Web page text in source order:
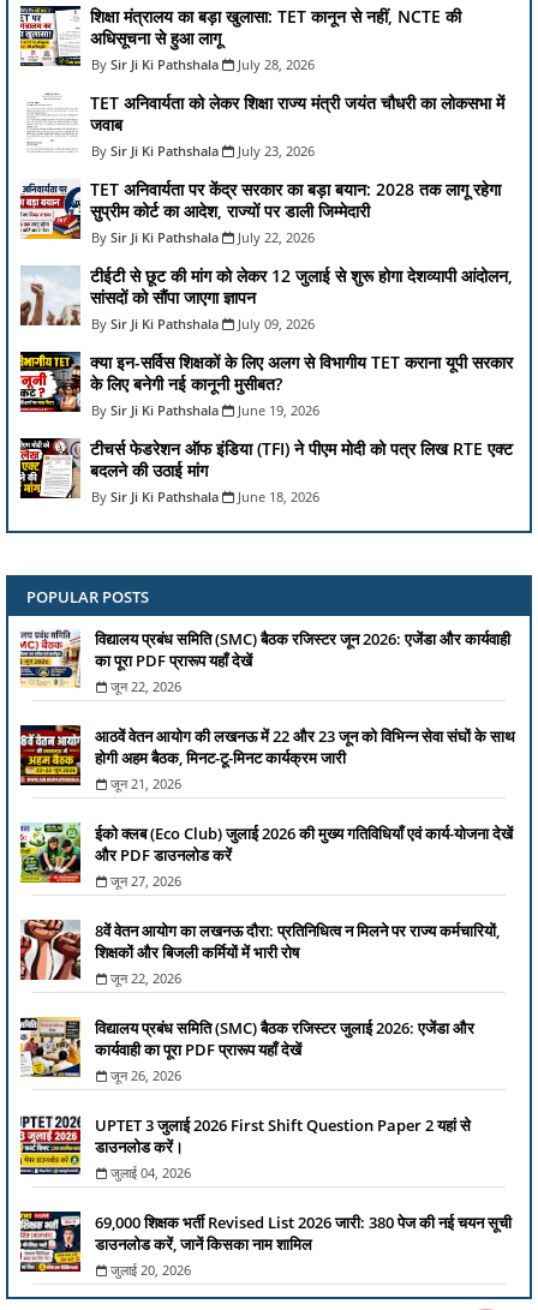
शिक्षा मंत्रालय का बड़ा खुलासा: TET कानून से नहीं, NCTE की
अधिसूचना से हुआ लागू
Sir Ji Ki Pathshala July 28, 2026
TET अनिवार्यता को लेकर शिक्षा राज्य मंत्री जयंत चौधरी का लोकसभा में
जवाब
Sir Ji Ki Pathshala July 23, 2026
TET अनिवार्यता पर केंद्र सरकार का बड़ा बयान: 2028 तक लागू रहेगा
सुप्रीम कोर्ट का आदेश, राज्यों पर डाली जिम्मेदारी
Sir Ji Ki Pathshala July 22, 2026
टीईटी से छूट की मांग को लेकर 12 जुलाई से शुरू होगा देशव्यापी आंदोलन,
सांसदों को सौंपा जाएगा ज्ञापन
Sir Ji Ki Pathshala July 09, 2026
क्या इन-सर्विस शिक्षकों के लिए अलग से विभागीय TET कराना यूपी सरकार
के लिए बनेगी नई कानूनी मुसीबत?
Sir Ji Ki Pathshala June 19, 2026
टीचर्स फेडरेशन ऑफ इंडिया (TFI) ने पीएम मोदी को पत्र लिख RTE एक्ट
बदलने की उठाई मांग
Sir Ji Ki Pathshala June 18, 2026
POPULAR POSTS
विद्यालय प्रबंध समिति (SMC) बैठक रजिस्टर जून 2026: एजेंडा और कार्यवाही
का पूरा PDF प्रारूप यहाँ देखें
जून 22, 2026
आठवें वेतन आयोग की लखनऊ में 22 और 23 जून को विभिन्न सेवा संघों के साथ
होगी अहम बैठक, मिनट-टू-मिनट कार्यक्रम जारी
जून 21, 2026
ईको क्लब (Eco Club) जुलाई 2026 की मुख्य गतिविधियाँ एवं कार्य-योजना देखें
और PDF डाउनलोड करें
जून 27, 2026
8वें वेतन आयोग का लखनऊ दौरा: प्रतिनिधित्व न मिलने पर राज्य कर्मचारियों,
शिक्षकों और बिजली कर्मियों में भारी रोष
जून 22, 2026
विद्यालय प्रबंध समिति (SMC) बैठक रजिस्टर जुलाई 2026: एजेंडा और
कार्यवाही का पूरा PDF प्रारूप यहाँ देखें
जून 26, 2026
UPTET 3 जुलाई 2026 First Shift Question Paper 2 यहां से
डाउनलोड करें।
जुलाई 04, 2026
69,000 शिक्षक भर्ती Revised List 2026 जारी: 380 पेज की नई चयन सूची
डाउनलोड करें, जानें किसका नाम शामिल
जुलाई 20, 2026